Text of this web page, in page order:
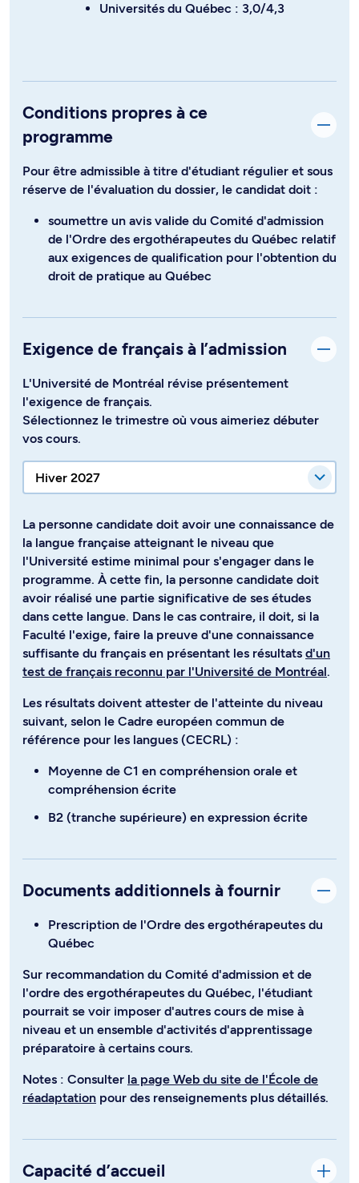
Universités du Québec : 3,0/4,3
Conditions propres à ce
programme
Pour être admissible à titre d'étudiant régulier et sous
réserve de l'évaluation du dossier, le candidat doit :
soumettre un avis valide du Comité d'admission
de l'Ordre des ergothérapeutes du Québec relatif
aux exigences de qualification pour l'obtention du
droit de pratique au Québec
Exigence de français à l’admission
L'Université de Montréal révise présentement
l'exigence de français.
Sélectionnez le trimestre où vous aimeriez débuter
vos cours.
La personne candidate doit avoir une connaissance de
la langue française atteignant le niveau que
l'Université estime minimal pour s'engager dans le
programme. À cette fin, la personne candidate doit
avoir réalisé une partie significative de ses études
dans cette langue. Dans le cas contraire, il doit, si la
Faculté l'exige, faire la preuve d'une connaissance
suffisante du français en présentant les résultats d'un
test de français reconnu par l'Université de Montréal.
Les résultats doivent attester de l'atteinte du niveau
suivant, selon le Cadre européen commun de
référence pour les langues (CECRL) :
Moyenne de C1 en compréhension orale et
compréhension écrite
B2 (tranche supérieure) en expression écrite
Documents additionnels à fournir
Prescription de l'Ordre des ergothérapeutes du
Québec
Sur recommandation du Comité d'admission et de
l'ordre des ergothérapeutes du Québec, l'étudiant
pourrait se voir imposer d'autres cours de mise à
niveau et un ensemble d'activités d'apprentissage
préparatoire à certains cours.
Notes : Consulter la page Web du site de l'École de
réadaptation pour des renseignements plus détaillés.
Capacité d’accueil